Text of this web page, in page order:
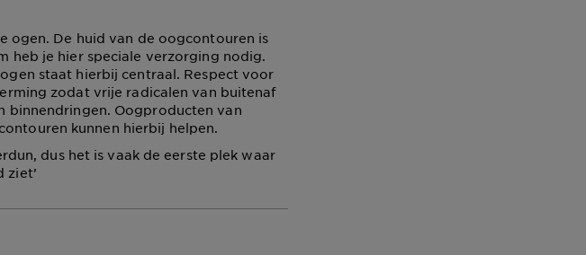
ogen. De huid van de oogcontouren is
heb je hier speciale verzorging nodig.
staat hierbij centraal. Respect voor
zodat vrije radicalen van buitenaf
binnendringen. Oogproducten van
kunnen hierbij helpen.
dus het is vaak de eerste plek waar
ziet’